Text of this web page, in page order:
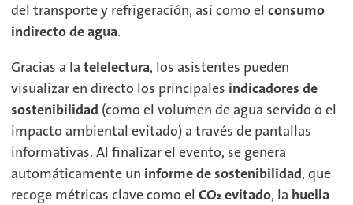
del transporte y refrigeración, así como el consumo
indirecto de agua.
Gracias a la telelectura, los asistentes pueden
visualizar en directo los principales indicadores de
sostenibilidad (como el volumen de agua servido o el
impacto ambiental evitado) a través de pantallas
informativas. Al finalizar el evento, se genera
automáticamente un informe de sostenibilidad, que
recoge métricas clave como el CO₂ evitado, la huella